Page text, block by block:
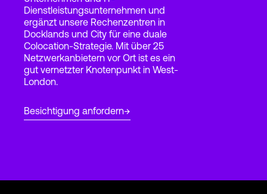
Login
Dienstleistungsunternehmen und
ergänzt unsere Rechenzentren in
Docklands und City für eine duale
Colocation-Strategie. Mit über 25
Netzwerkanbietern vor Ort ist es ein
gut vernetzter Knotenpunkt in West-
London.
Besichtigung anfordern